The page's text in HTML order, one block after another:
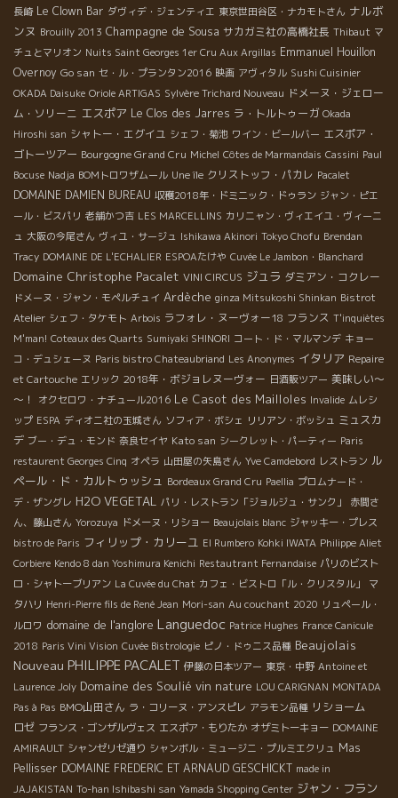
長崎 Le Clown Bar ダヴィデ・ジェンティエ 東京世田谷区・ナカモトさん ナルボ
ンヌ Brouilly 2013 Champagne de Sousa サカガミ社の高橋社長 Thibaut マ
チュとマリオン Nuits Saint Georges 1er Cru Aux Argillas Emmanuel Houillon
Overnoy Go san セ・ル・プランタン2016 映画 アヴィタル Sushi Cuisinier
OKADA Daisuke Oriole ARTIGAS Sylvère Trichard Nouveau ドメーヌ・ジェロー
ム・ソリーニ エスポア Le Clos des Jarres ラ・トルトゥーガ Okada
Hiroshi san シャトー・エグイユ シェフ・菊池 ワイン・ビールバー エスポア・
ゴトーツアー Bourgogne Grand Cru Michel Côtes de Marmandais Cassini Paul
Bocuse Nadja BOMトロワザムール Une île クリストッフ・パカレ Pacalet
DOMAINE DAMIEN BUREAU 収穫2018年・ドミニック・ドゥラン ジャン・ピエ
ール・ビスパリ 老舗かつ吉 LES MARCELLINS カリニャン・ヴィエイユ・ヴィーニ
ュ 大阪の今尾さん ヴィユ・サージュ Ishikawa Akinori Tokyo Chofu Brendan
Tracy DOMAINE DE L'ECHALIER ESPOAたけや Cuvée Le Jambon・Blanchard
Domaine Christophe Pacalet VINI CIRCUS ジュラ ダミアン・コクレー
ドメーヌ・ジャン・モペルチュイ Ardèche ginza Mitsukoshi Shinkan Bistrot
Atelier シェフ・タケモト Arbois ラフォレ・ヌーヴォー18 フランス T'inquiètes
M'man! Coteaux des Quarts Sumiyaki SHINORI コート・ド・マルマンデ キョー
コ・デュシェーヌ Paris bistro Chateaubriand Les Anonymes イタリア Repaire
et Cartouche エリック 2018年・ボジョレヌーヴォー 日酒販ツアー 美味しい～
～！
オクセロワ・ナチュール2016 Le Casot des Mailloles Invalide ムレシ
ップ ESPA ディオニ社の玉城さん ソフィア・ボシェ リリアン・ボッシュ ミュスカ
デ ブー・デュ・モンド 奈良セイヤ Kato san シークレット・パーティー Paris
restaurent Georges Cinq オペラ 山田屋の矢島さん Yve Camdebord レストラン ル
ペール・ド・カルトゥッシュ Bordeaux Grand Cru Paellia プロムナード・
デ・ザングレ H2O VEGETAL パリ・レストラン「ジョルジュ・サンク」
赤間さ
ん、藤山さん Yorozuya ドメーヌ・リショー Beaujolais blanc ジャッキー・プレス
bistro de Paris フィリップ・カリーユ El Rumbero Kohki IWATA Philippe Aliet
Corbiere Kendo 8 dan Yoshimura Kenichi Restautrant Fernandaise パリのビスト
ロ・シャトーブリアン La Cuvée du Chat カフェ・ビストロ「ル・クリスタル」
マ
タハリ Henri-Pierre fils de René Jean Mori-san Au couchant 2020 リュペール・
ルロワ domaine de l'anglore Languedoc Patrice Hughes France Canicule
2018 Paris Vini Vision Cuvée Bistrologie ピノ・ドゥニス品種 Beaujolais
Nouveau PHILIPPE PACALET 伊藤の日本ツアー 東京・中野 Antoine et
Laurence Joly Domaine des Soulié vin nature LOU CARIGNAN MONTADA
Pas à Pas BMO山田さん ラ・コリーヌ・アンスピレ アラモン品種 リショーム
ロゼ フランス・ゴンザルヴェス エスポア・もりたか オザミトーキョー DOMAINE
AMIRAULT シャンゼリゼ通り シャンボル・ミュージニ・プルミエクリュ Mas
Pellisser DOMAINE FREDERIC ET ARNAUD GESCHICKT made in
JAJAKISTAN To-han Ishibashi san Yamada Shopping Center ジャン・フラン